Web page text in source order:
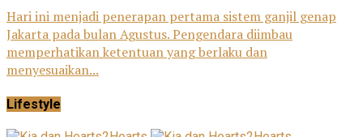
Hari ini menjadi penerapan pertama sistem ganjil genap
Jakarta pada bulan Agustus. Pengendara diimbau
memperhatikan ketentuan yang berlaku dan
menyesuaikan...
Lifestyle